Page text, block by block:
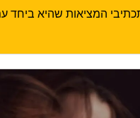
המציאות שהיא ביחד